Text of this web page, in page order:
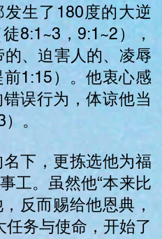
生了180度的大逆
8:1~3，9:1~2），
、迫害人的、凌辱
前1:15）。他衷心感
误行为，体谅他当
。
下，更拣选他为福
工。虽然他“本来比
反而赐给他恩典，
任务与使命，开始了